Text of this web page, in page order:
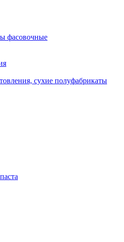
фасовочные
сухие полуфабрикаты